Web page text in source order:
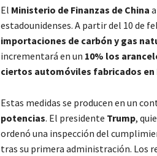
El Ministerio de Finanzas de China
estadounidenses. A partir del 10 de
importaciones de carbón y gas
incrementará en un 10% los
ciertos automóviles fabricados en
Estas medidas se producen en un
potencias. El presidente Trump,
ordenó una inspección del
tras su primera administración. Los